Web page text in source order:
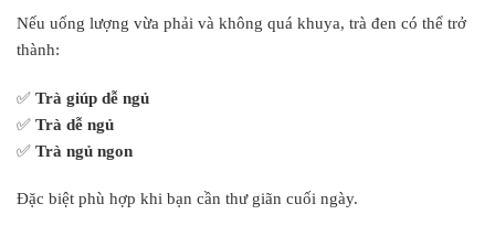
Nếu uống lượng vừa phải và không quá khuya, trà đen có thể trở
thành:
✅ Trà giúp dễ ngủ
✅ Trà dễ ngủ
✅ Trà ngủ ngon
Đặc biệt phù hợp khi bạn cần thư giãn cuối ngày.